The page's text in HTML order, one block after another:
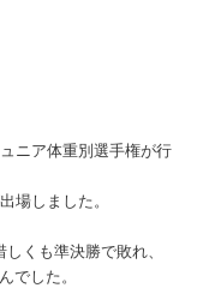
ニア体重別選手権が行
場しました。
くも準決勝で敗れ、
でした。